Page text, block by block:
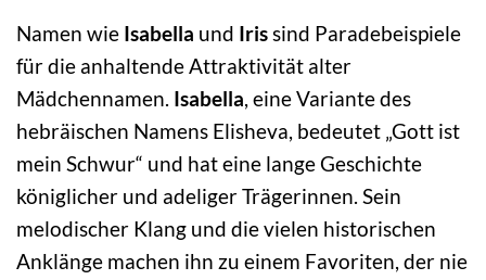
Namen wie Isabella und Irissind Paradebeispiele
für die anhaltende Attraktivität alter
Mädchennamen. Isabella, eine Variante des
hebräischen Namens Elisheva, bedeutet „Gott ist
mein Schwur“ und hat eine lange Geschichte
königlicher und adeliger Trägerinnen. Sein
melodischer Klang und die vielen historischen
Anklänge machen ihn zu einem Favoriten, der nie